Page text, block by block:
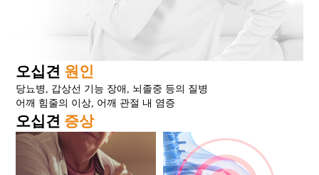
오십견 원인
당뇨병, 갑상선 기능 장애, 뇌졸중 등의 질병
어깨 힘줄의 이상, 어깨 관절 내 염증
오십견 증상